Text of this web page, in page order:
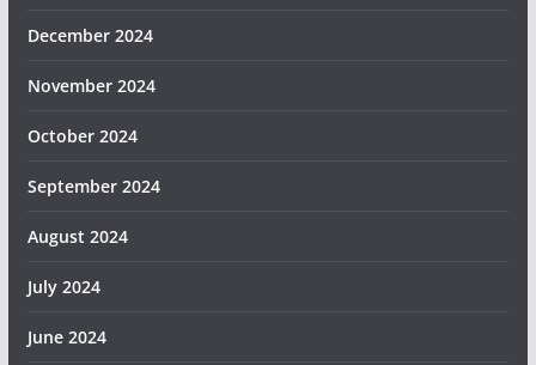
December 2024
November 2024
October 2024
September 2024
August 2024
July 2024
June 2024